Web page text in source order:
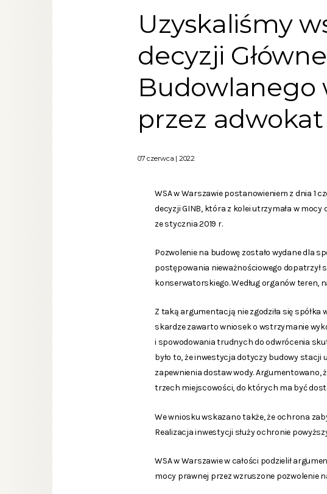
Uzyskaliśmy
decyzji
Budowlanego
przez
07 czerwca | 2022
WSA w Warszawie postanowieniem z dnia 1
decyzji GINB, która z kolei utrzymała w
ze stycznia 2019 r.
Pozwolenie na budowę zostało wydane dla
postępowania nieważnościowego dopatrzył
konserwatorskiego. Według organów
Z taką argumentacją nie zgodziła się
skardze zawarto wniosek o wstrzymanie
i spowodowania trudnych do odwrócenia
było to, że inwestycja dotyczy budowy
zapewnienia dostaw wody.
trzech miejscowości, do których ma być
We wniosku wskazano także, że ochrona
Realizacja inwestycji służy ochronie
WSA w Warszawie w całości podzielił
mocy prawnej przez wzruszone pozwolenie